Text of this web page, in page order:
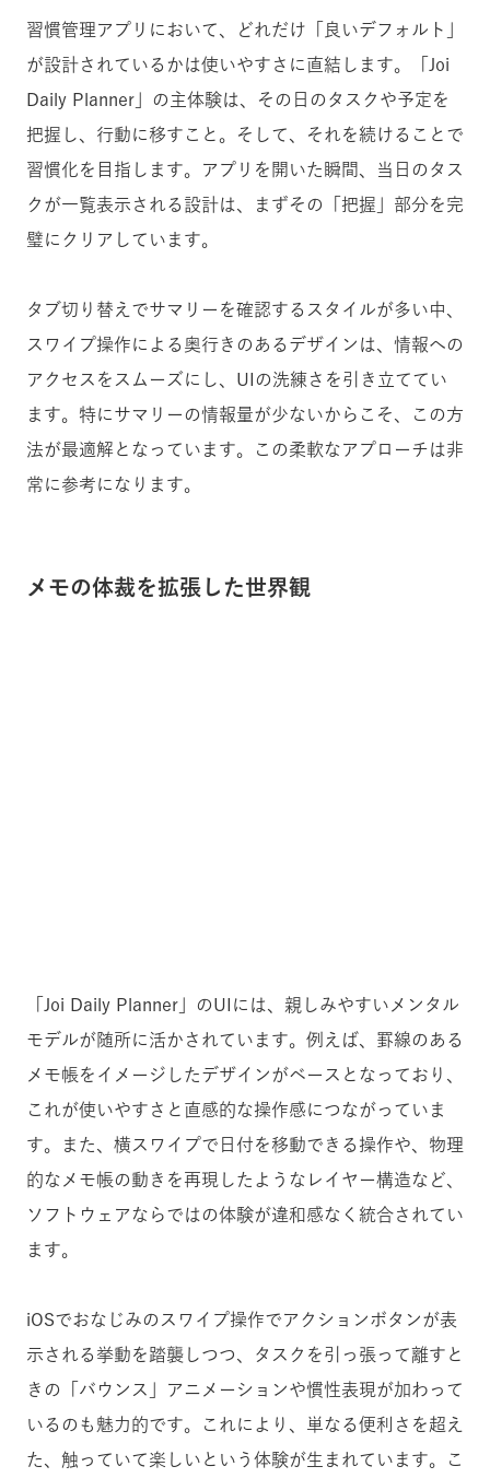
習慣管理アプリにおいて、どれだけ「良いデフォルト」
が設計されているかは使いやすさに直結します。「Joi
Daily Planner」の主体験は、その日のタスクや予定を
把握し、行動に移すこと。そして、それを続けることで
習慣化を目指します。アプリを開いた瞬間、当日のタス
クが一覧表示される設計は、まずその「把握」部分を完
璧にクリアしています。
タブ切り替えでサマリーを確認するスタイルが多い中、
スワイプ操作による奥行きのあるデザインは、情報への
アクセスをスムーズにし、UIの洗練さを引き立ててい
ます。特にサマリーの情報量が少ないからこそ、この方
法が最適解となっています。この柔軟なアプローチは非
常に参考になります。
メモの体裁を拡張した世界観
「Joi Daily Planner」のUIには、親しみやすいメンタル
モデルが随所に活かされています。例えば、罫線のある
メモ帳をイメージしたデザインがベースとなっており、
これが使いやすさと直感的な操作感につながっていま
す。また、横スワイプで日付を移動できる操作や、物理
的なメモ帳の動きを再現したようなレイヤー構造など、
ソフトウェアならではの体験が違和感なく統合されてい
ます。
iOSでおなじみのスワイプ操作でアクションボタンが表
示される挙動を踏襲しつつ、タスクを引っ張って離すと
きの「バウンス」アニメーションや慣性表現が加わって
いるのも魅力的です。これにより、単なる便利さを超え
た、触っていて楽しいという体験が生まれています。こ